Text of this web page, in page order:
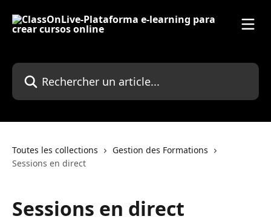
Rechercher un article...
Toutes les collections
Gestion des Formations
Sessions en direct
Sessions en direct